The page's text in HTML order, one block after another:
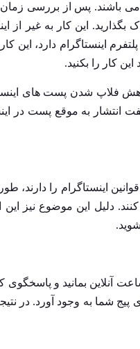
می باشند. پس از بررسی
این کار به غیر از
اینستاگرام دارد، این
این کار را بکنید.
فلاپ شدن پست های
به موقع پست در
اینستاگرام را دارند،
دلیل این موضوع نیز
آنلاین بمانید و پاسخگوی
پیج شما به وجود آورد. در